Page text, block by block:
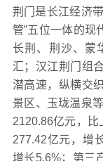
荆门是长江经济
管”五位一体的现
长荆、荆沙、蒙
汇；汉江荆门组
潜高速，纵横交
景区、玉珑温泉
2120.86亿元，
277.42亿元，增
增长5.6%；第三